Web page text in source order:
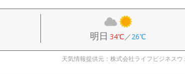
明日 34℃／26℃
天気情報提供元：株式会社ライフビジネスウ